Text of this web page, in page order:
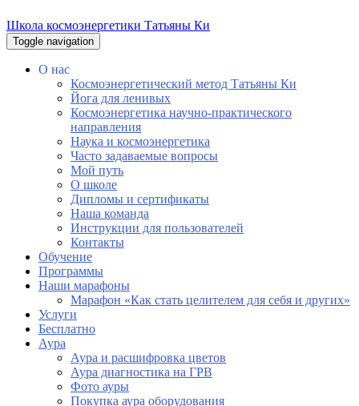
Школа космоэнергетики Татьяны Ки
Toggle navigation
О нас
Космоэнергетический метод Татьяны Ки
Йога для ленивых
Космоэнергетика научно-практического
направления
Наука и космоэнергетика
Часто задаваемые вопросы
Мой путь
О школе
Дипломы и сертификаты
Наша команда
Инструкции для пользователей
Контакты
Обучение
Программы
Наши марафоны
Марафон «Как стать целителем для себя и других»
Услуги
Бесплатно
Аура
Аура и расшифровка цветов
Аура диагностика на ГРВ
Фото ауры
Покупка аура оборудования